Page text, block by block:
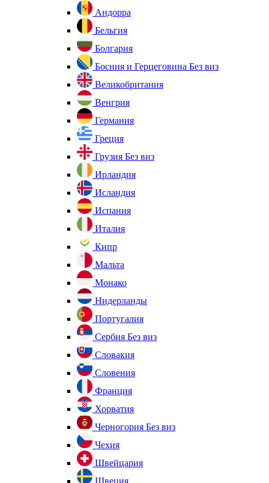
Андорра
Бельгия
Болгария
Босния и Герцеговина Без виз
Великобритания
Венгрия
Германия
Греция
Грузия Без виз
Ирландия
Исландия
Испания
Италия
Кипр
Мальта
Монако
Нидерланды
Португалия
Сербия Без виз
Словакия
Словения
Франция
Хорватия
Черногория Без виз
Чехия
Швейцария
Швеция